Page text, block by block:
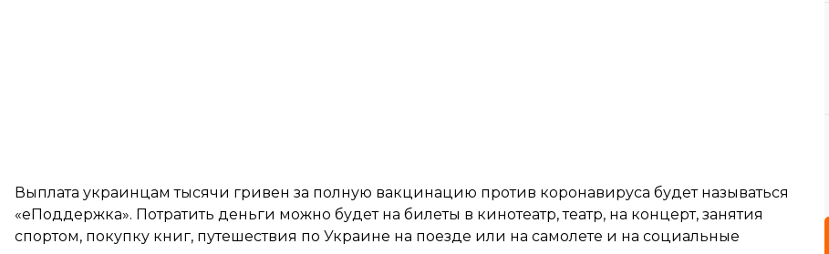
Выплата украинцам тысячи гривен за полную вакцинацию против коронавируса будет называться
«еПоддержка». Потратить деньги можно будет на билеты в кинотеатр, театр, на концерт, занятия
спортом, покупку книг, путешествия по Украине на поезде или на самолете и на социальные